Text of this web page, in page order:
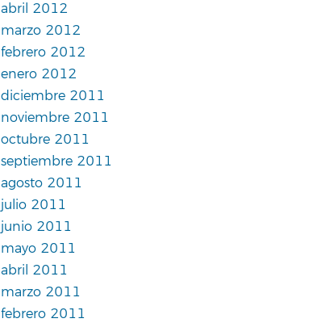
abril 2012
marzo 2012
febrero 2012
enero 2012
diciembre 2011
noviembre 2011
octubre 2011
septiembre 2011
agosto 2011
julio 2011
junio 2011
mayo 2011
abril 2011
marzo 2011
febrero 2011